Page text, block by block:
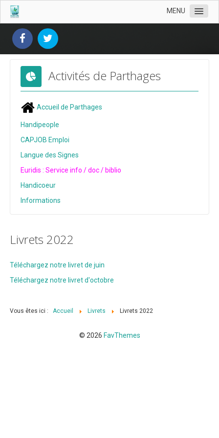
MENU
Présentation d'Euridis
Nos livres
Documentation du handicap
Derniers livrets Euridis
Livrets 2023
Livrets 2022
Livrets 2021
Livrets 2020
Livrets 2019
Livrets 2017
Livrets 2013
Activités de Parthages
Accueil de Parthages
Handipeople
CAPJOB Emploi
Langue des Signes
Euridis : Service info / doc / biblio
Handicoeur
Informations
Livrets 2022
Téléchargez notre livret de juin
Téléchargez notre livret d'octobre
Vous êtes ici : Accueil Livrets Livrets 2022
© 2026 FavThemes